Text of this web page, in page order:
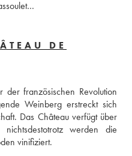
DE
französischen Revolution
Weinberg erstreckt sich
Das Château verfügt über
werden die
vinifiziert.